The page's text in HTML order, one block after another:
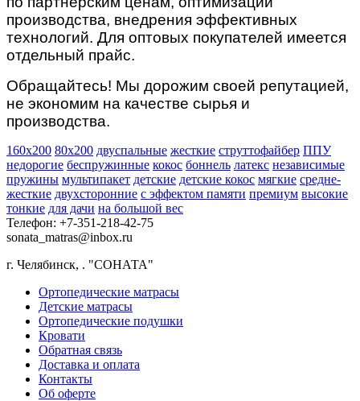
производства, внедрения эффективных
технологий. Для оптовых покупателей имеется
отдельный прайс.
Обращайтесь! Мы дорожим своей репутацией,
не экономим на качестве сырья и
производства.
160х200 80х200 двуспальные жесткие струттофайбер ППУ
недорогие беспружинные кокос боннель латекс независимые
пружины мультипакет детские детские кокос мягкие средне-
жесткие двухсторонние с эффектом памяти премиум высокие
тонкие для дачи на большой вес
Телефон: +7-351-218-42-75
sonata_matras@inbox.ru
г. Челябинск, . "СОНАТА"
Ортопедические матрасы
Детские матрасы
Ортопедические подушки
Кровати
Обратная связь
Доставка и оплата
Контакты
Об оферте